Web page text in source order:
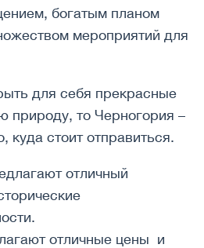
богатым планом
мероприятий для
для себя прекрасные
природу, то Черногория –
куда стоит отправиться.
отличный
отличные цены и